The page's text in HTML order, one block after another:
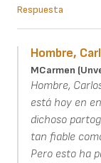
Respuesta
Hombre,
MCarmen
Hombre,
está hoy en
dichoso
tan fiable
Pero esto ha